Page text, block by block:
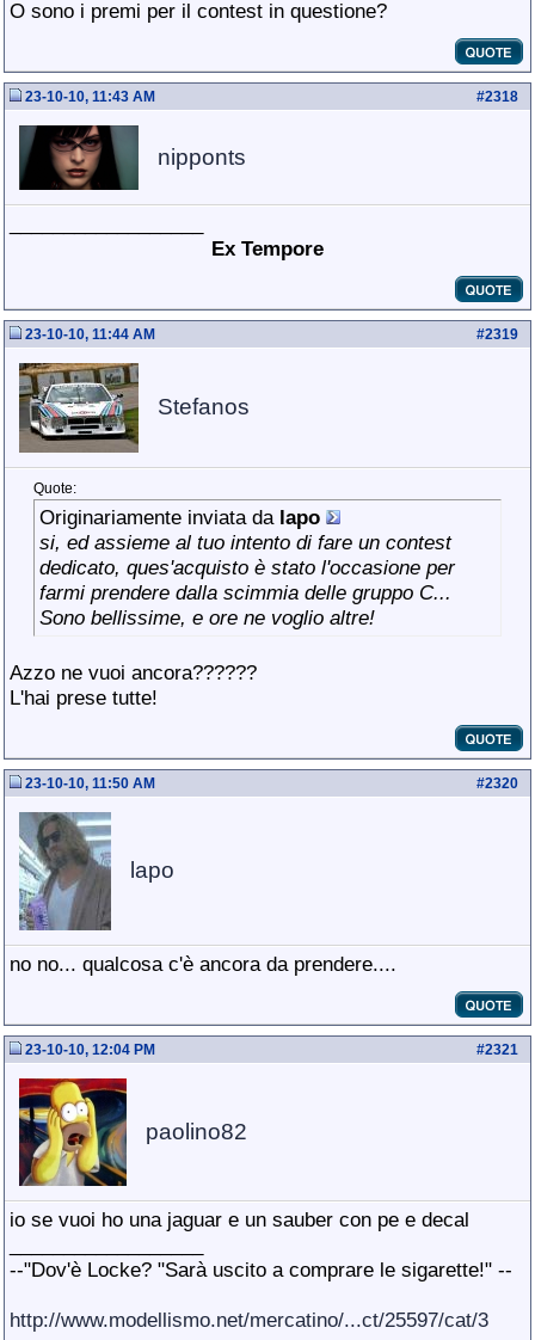
O sono i premi per il contest in questione?
#2318
23-10-10, 11:43 AM
nipponts
Ex Tempore
#2319
23-10-10, 11:44 AM
Stefanos
Quote:
Originariamente inviata da lapo
si, ed assieme al tuo intento di fare un contest
dedicato, ques'acquisto è stato l'occasione per
farmi prendere dalla scimmia delle gruppo C...
Sono bellissime, e ore ne voglio altre!
Azzo ne vuoi ancora??????
L'hai prese tutte!
#2320
23-10-10, 11:50 AM
lapo
no no... qualcosa c'è ancora da prendere....
#2321
23-10-10, 12:04 PM
paolino82
io se vuoi ho una jaguar e un sauber con pe e decal
--"Dov'è Locke? "Sarà uscito a comprare le sigarette!" --
http://www.modellismo.net/mercatino/...ct/25597/cat/3